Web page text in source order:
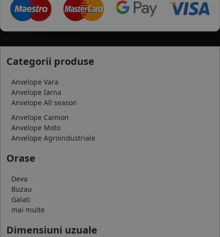
Categorii produse
Anvelope Vara
Anvelope Iarna
Anvelope All season
Anvelope Camion
Anvelope Moto
Anvelope Agroindustriale
Orase
Deva
Buzau
Galati
mai multe
Dimensiuni uzuale